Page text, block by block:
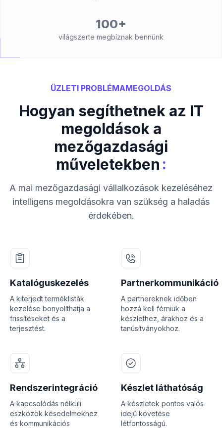
100+
világszerte megbíznak bennünk
ÜZLETI PROBLÉMAMEGOLDÁS
Hogyan segíthetnek az IT
megoldások a
mezőgazdasági
műveletekben :
A mai mezőgazdasági vállalkozások kezeléséhez
intelligens megoldásokra van szükség a haladás
érdekében.
Katalóguskezelés
A kiterjedt terméklisták
kezelése bonyolíthatja a
frissítéseket és a
terjesztést.
Partnerkommunikáció
A partnereknek időben
hozzá kell férniük a
készlethez, árakhoz és a
tanúsítványokhoz.
Rendszerintegráció
A kapcsolódás nélküli
eszközök késedelmekhez
és kommunikációs
Készlet láthatóság
A készletek pontos valós
idejű követése
létfontosságú.